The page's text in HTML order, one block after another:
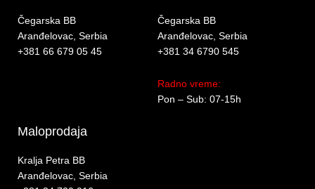
Čegarska BB
Aranđelovac, Serbia
+381 66 679 05 45
Čegarska BB
Aranđelovac, Serbia
+381 34 6790 545
Radno vreme:
Pon – Sub: 07-15h
Maloprodaja
Kralja Petra BB
Aranđelovac, Serbia